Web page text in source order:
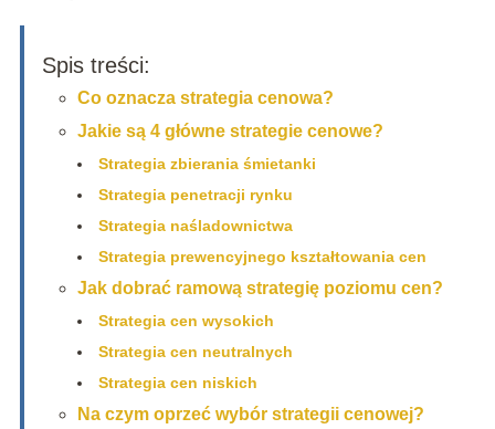
Spis treści:
Co oznacza strategia cenowa?
Jakie są 4 główne strategie cenowe?
Strategia zbierania śmietanki
Strategia penetracji rynku
Strategia naśladownictwa
Strategia prewencyjnego kształtowania cen
Jak dobrać ramową strategię poziomu cen?
Strategia cen wysokich
Strategia cen neutralnych
Strategia cen niskich
Na czym oprzeć wybór strategii cenowej?